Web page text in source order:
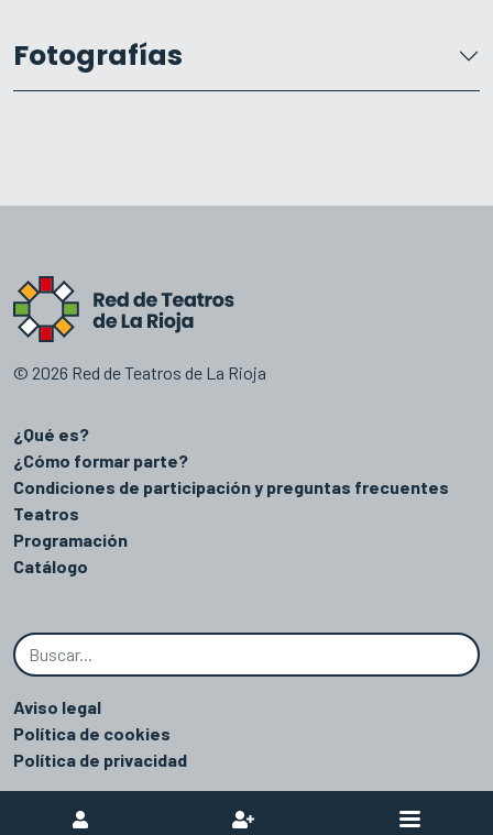
Fotografías
© 2026 Red de Teatros de La Rioja
¿Qué es?
¿Cómo formar parte?
Condiciones de participación y preguntas frecuentes
Teatros
Programación
Catálogo
Aviso legal
Política de cookies
Política de privacidad